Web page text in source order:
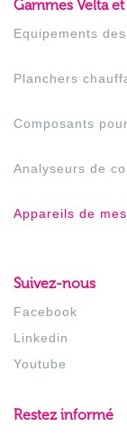
Gammes Velta
Equipements
Planchers
Composants
Analyseurs de
Appareils de
Suivez-nous
Facebook
Linkedin
Youtube
Restez informé